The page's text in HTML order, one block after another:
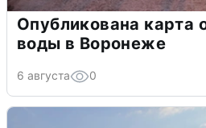
Опубликована карта
воды в Воронеже
6 августа 0